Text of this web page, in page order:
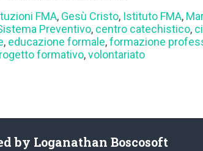
FMA, Gesù Cristo, Istituto FMA,
Preventivo, centro catechistico,
, educazione formale,formazione
formativo,volontariato
by Loganathan Boscosoft